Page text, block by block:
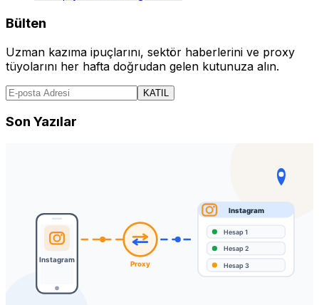
Bülten
Uzman kazıma ipuçlarını, sektör haberlerini ve proxy
tüyolarını her hafta doğrudan gelen kutunuza alın.
KATIL
Son Yazılar